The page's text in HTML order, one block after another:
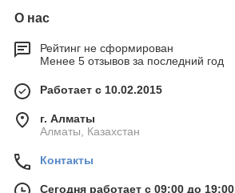
О нас
Рейтинг не сформирован
Менее 5 отзывов за последний год
Работает с 10.02.2015
г. Алматы
Алматы, Казахстан
Контакты
Сегодня работает с 09:00 до 19:00